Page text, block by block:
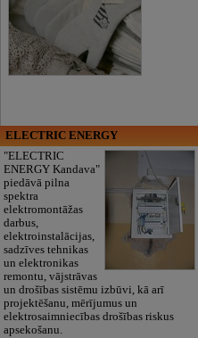
ELECTRIC ENERGY
"ELECTRIC
ENERGY Kandava"
piedāvā pilna
spektra
elektromontāžas
darbus,
elektroinstalācijas,
sadzīves tehnikas
un elektronikas
remontu, vājstrāvas
un drošības sistēmu izbūvi, kā arī
projektēšanu, mērījumus un
elektrosaimniecības drošības riskus
apsekošanu.